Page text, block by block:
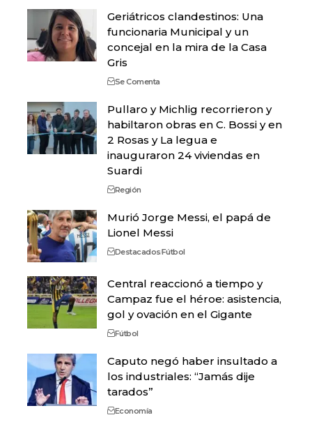
Geriátricos clandestinos: Una
funcionaria Municipal y un
concejal en la mira de la Casa
Gris
Se Comenta
Pullaro y Michlig recorrieron y
habiltaron obras en C. Bossi y en
2 Rosas y La legua e
inauguraron 24 viviendas en
Suardi
Región
Murió Jorge Messi, el papá de
Lionel Messi
DestacadosFútbol
Central reaccionó a tiempo y
Campaz fue el héroe: asistencia,
gol y ovación en el Gigante
Fútbol
Caputo negó haber insultado a
los industriales: “Jamás dije
tarados”
Economía